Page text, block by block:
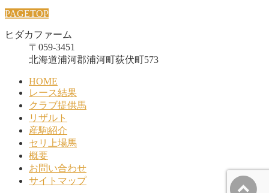
PAGETOP
ヒダカファーム
〒059-3451
北海道浦河郡浦河町荻伏町573
HOME
レース結果
クラブ提供馬
リザルト
産駒紹介
セリ上場馬
概要
お問い合わせ
サイトマップ